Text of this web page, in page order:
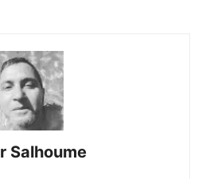
Salhoume